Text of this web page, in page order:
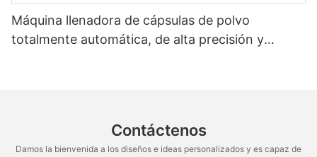
Máquina llenadora de cápsulas de polvo
totalmente automática, de alta precisión y
Contáctenos
Damos la bienvenida a los diseños e ideas personalizados y es capaz de